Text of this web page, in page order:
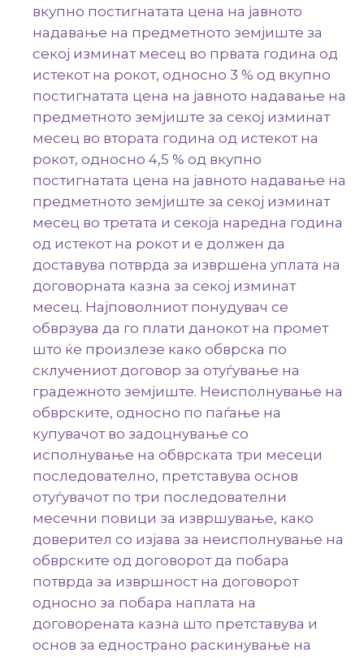
вкупно постигнатата цена на јавното
надавање на предметното земјиште за
секој изминат месец во првата година од
истекот на рокот, односно 3 % од вкупно
постигнатата цена на јавното надавање на
предметното земјиште за секој изминат
месец во втората година од истекот на
рокот, односно 4,5 % од вкупно
постигнатата цена на јавното надавање на
предметното земјиште за секој изминат
месец во третата и секоја наредна година
од истекот на рокот и е должен да
доставува потврда за извршена уплата на
договорната казна за секој изминат
месец. Најповолниот понудувач се
обврзува да го плати данокот на промет
што ќе произлезе како обврска по
склучениот договор за отуѓување на
градежното земјиште. Неисполнување на
обврските, односно по паѓање на
купувачот во задоцнување со
исполнување на обврската три месеци
последователно, претставува основ
отуѓувачот по три последователни
месечни повици за извршување, како
доверител со изјава за неисполнување на
обврските од договорот да побара
потврда за извршност на договорот
односно за побара наплата на
договорената казна што претставува и
основ за еднострано раскинување на